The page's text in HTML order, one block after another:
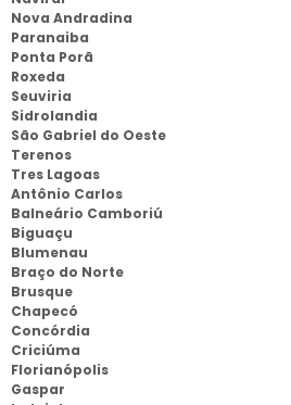
Nova Andradina
Paranaiba
Ponta Porã
Roxeda
Seuviria
Sidrolandia
São Gabriel do Oeste
Terenos
Tres Lagoas
Antônio Carlos
Balneário Camboriú
Biguaçu
Blumenau
Braço do Norte
Brusque
Chapecó
Concórdia
Criciúma
Florianópolis
Gaspar